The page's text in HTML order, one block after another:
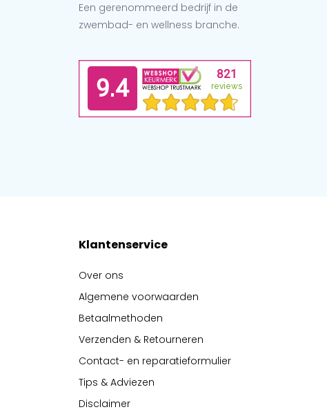
Een gerenommeerd bedrijf in de
zwembad- en wellness branche.
Klantenservice
Over ons
Algemene voorwaarden
Betaalmethoden
Verzenden & Retourneren
Contact- en reparatieformulier
Tips & Adviezen
Disclaimer